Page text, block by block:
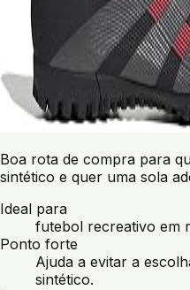
Boa rota de compra para
sintético e quer uma sola
Ideal para
futebol recreativo em
Ponto forte
Ajuda a evitar a
sintético.